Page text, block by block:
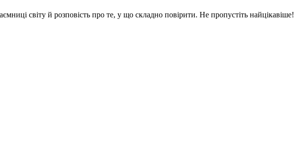
світу й розповість про те, у що складно повірити. Не пропустіть найцікавіше!